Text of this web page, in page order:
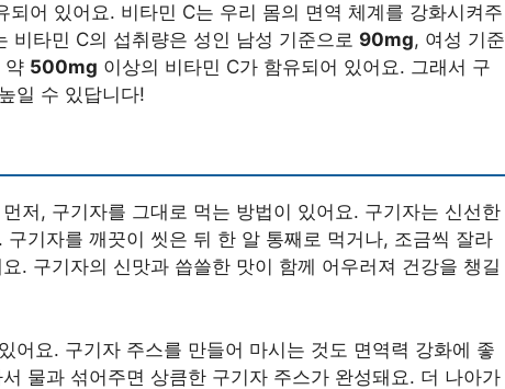
되어 있어요. 비타민 C는 우리 몸의 면역 체계를 강화시켜주
비타민 C의 섭취량은 성인 남성 기준으로 90mg, 여성 기준
약 500mg 이상의 비타민 C가 함유되어 있어요. 그래서 구
일 수 있답니다!
저, 구기자를 그대로 먹는 방법이 있어요. 구기자는 신선한
기자를 깨끗이 씻은 뒤 한 알 통째로 먹거나, 조금씩 잘라
. 구기자의 신맛과 씁쓸한 맛이 함께 어우러져 건강을 챙길
어요. 구기자 주스를 만들어 마시는 것도 면역력 강화에 좋
물과 섞어주면 상큼한 구기자 주스가 완성돼요. 더 나아가